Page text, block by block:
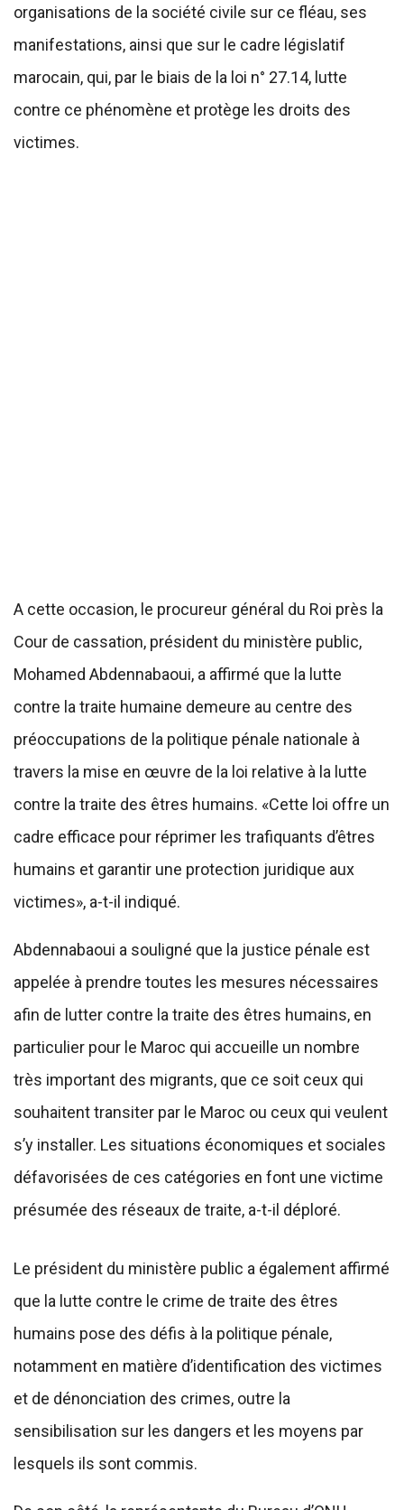
organisations de la société civile sur ce fléau, ses
manifestations, ainsi que sur le cadre législatif
marocain, qui, par le biais de la loi n° 27.14, lutte
contre ce phénomène et protège les droits des
victimes.
A cette occasion, le procureur général du Roi près la
Cour de cassation, président du ministère public,
Mohamed Abdennabaoui, a affirmé que la lutte
contre la traite humaine demeure au centre des
préoccupations de la politique pénale nationale à
travers la mise en œuvre de la loi relative à la lutte
contre la traite des êtres humains. «Cette loi offre un
cadre efficace pour réprimer les trafiquants d’êtres
humains et garantir une protection juridique aux
victimes», a-t-il indiqué.
Abdennabaoui a souligné que la justice pénale est
appelée à prendre toutes les mesures nécessaires
afin de lutter contre la traite des êtres humains, en
particulier pour le Maroc qui accueille un nombre
très important des migrants, que ce soit ceux qui
souhaitent transiter par le Maroc ou ceux qui veulent
s’y installer. Les situations économiques et sociales
défavorisées de ces catégories en font une victime
présumée des réseaux de traite, a-t-il déploré.
Le président du ministère public a également affirmé
que la lutte contre le crime de traite des êtres
humains pose des défis à la politique pénale,
notamment en matière d’identification des victimes
et de dénonciation des crimes, outre la
sensibilisation sur les dangers et les moyens par
lesquels ils sont commis.